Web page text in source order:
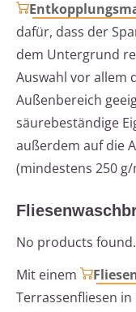
dafür, dass der
dem Untergrund
Auswahl vor allem
Außenbereich
säurebeständige
außerdem auf die
(mindestens 250 g/
No products found.
Mit einem
Terrassenfliesen